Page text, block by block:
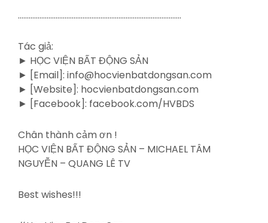
……………………………………………………………………………….
Tác giả:
► HỌC VIỆN BẤT ĐỘNG SẢN
► [Email]: info@hocvienbatdongsan.com
► [Website]: hocvienbatdongsan.com
► [Facebook]: facebook.com/HVBDS
Chân thành cảm ơn !
HỌC VIỆN BẤT ĐỘNG SẢN – MICHAEL TÂM
NGUYỄN – QUANG LÊ TV
Best wishes!!!